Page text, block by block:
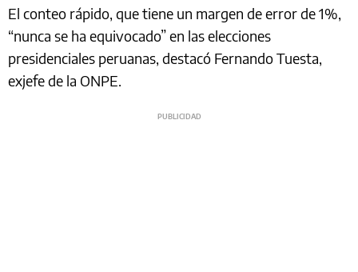
El conteo rápido, que tiene un margen de error de 1%,
“nunca se ha equivocado” en las elecciones
presidenciales peruanas, destacó Fernando Tuesta,
exjefe de la ONPE.